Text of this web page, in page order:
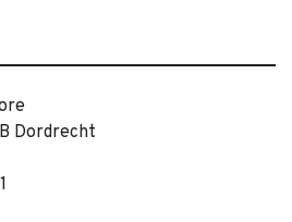
Dordrecht